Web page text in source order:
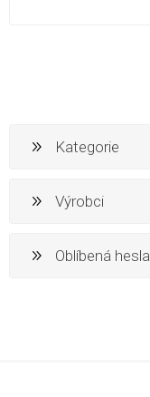
Kategorie
Výrobci
Oblíbená hesla